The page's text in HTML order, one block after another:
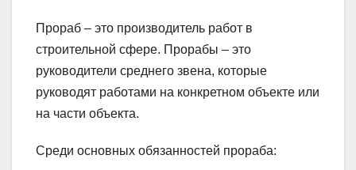
Прораб – это производитель работ в
строительной сфере. Прорабы – это
руководители среднего звена, которые
руководят работами на конкретном объекте или
на части объекта.
Среди основных обязанностей прораба: